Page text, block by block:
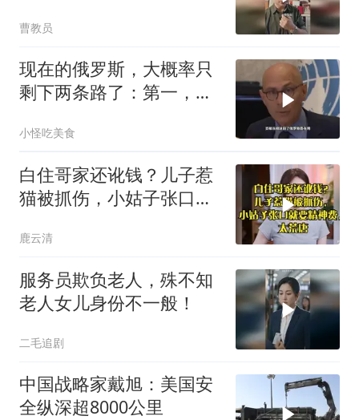
曹教员
现在的俄罗斯，大概率只
剩下两条路了：第一，把
小怪吃美食
白住哥家还讹钱？儿子惹
猫被抓伤，小姑子张口就
鹿云清
服务员欺负老人，殊不知
老人女儿身份不一般！
二毛追剧
中国战略家戴旭：美国安
全纵深超8000公里